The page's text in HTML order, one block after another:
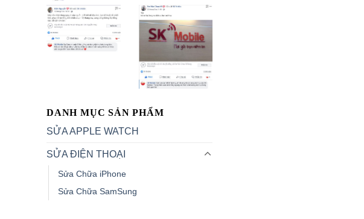
DANH MỤC SẢN PHẨM
SỬA APPLE WATCH
SỬA ĐIỆN THOẠI
Sửa Chữa iPhone
Sửa Chữa SamSung